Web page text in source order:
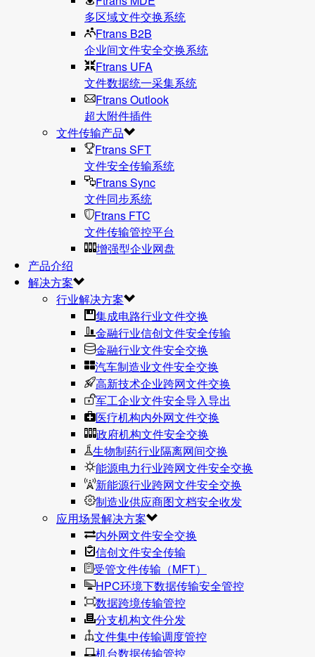
多区域文件交换系统
Ftrans B2B
企业间文件安全交换系统
Ftrans UFA
文件数据统⼀采集系统
Ftrans Outlook
超大附件插件
文件传输产品
Ftrans SFT
文件安全传输系统
Ftrans Sync
文件同步系统
Ftrans FTC
文件传输管控平台
增强型企业网盘
产品介绍
解决方案
行业解决方案
集成电路行业文件交换
金融行业信创文件安全传输
金融行业文件安全交换
汽车制造业文件安全交换
高新技术企业跨网文件交换
军工企业文件安全导入导出
医疗机构内外网文件交换
政府机构文件安全交换
生物制药行业隔离网间交换
能源电力行业跨网文件安全交换
新能源行业跨网文件安全交换
制造业供应商图文档安全收发
应用场景解决方案
内外网文件安全交换
信创文件安全传输
受管文件传输（MFT）
HPC环境下数据传输安全管控
数据跨境传输管控
分支机构文件分发
文件集中传输调度管控
机台数据传输管控